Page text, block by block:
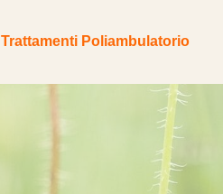
Trattamenti Poliambulatorio